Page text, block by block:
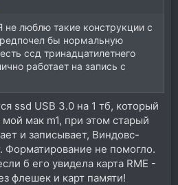
не люблю такие конструкции с
бы нормальную
ссд тринадцатилетнего
работает на запись с
ssd USB 3.0 на 1 тб, который
мак m1, при этом старый
и записывает, Виндовс-
Форматирование не помогло.
б его увидела карта RME -
флешек и карт памяти!